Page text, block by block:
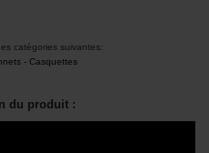
catégories suivantes:
- Casquettes
du produit :